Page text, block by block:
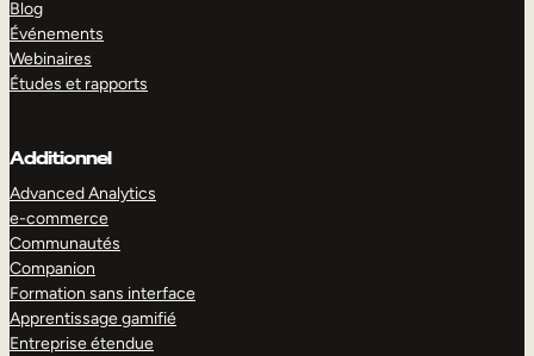
Blog
Événements
Webinaires
Études et rapports
Additionnel
Advanced Analytics
e-commerce
Communautés
Companion
Formation sans interface
Apprentissage gamifié
Entreprise étendue